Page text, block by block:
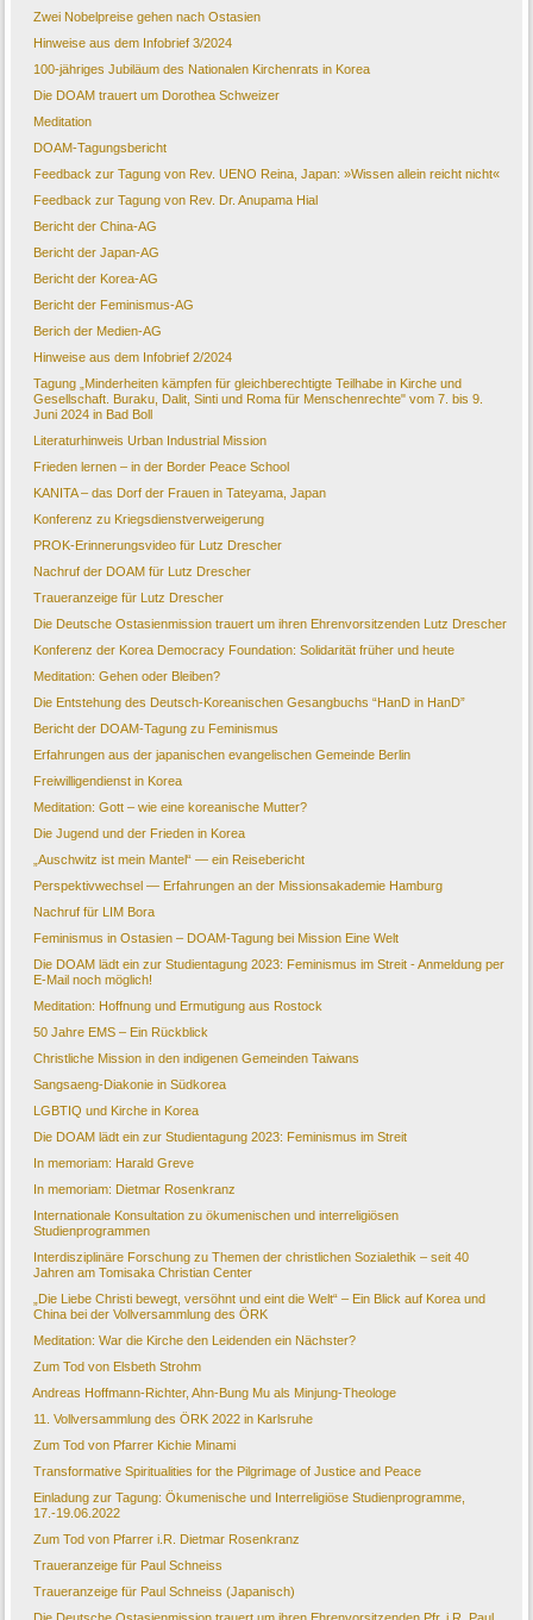
Zwei Nobelpreise gehen nach Ostasien
Hinweise aus dem Infobrief 3/2024
100-jähriges Jubiläum des Nationalen Kirchenrats in Korea
Die DOAM trauert um Dorothea Schweizer
Meditation
DOAM-Tagungsbericht
Feedback zur Tagung von Rev. UENO Reina, Japan: »Wissen allein reicht nicht«
Feedback zur Tagung von Rev. Dr. Anupama Hial
Bericht der China-AG
Bericht der Japan-AG
Bericht der Korea-AG
Bericht der Feminismus-AG
Berich der Medien-AG
Hinweise aus dem Infobrief 2/2024
Tagung „Minderheiten kämpfen für gleichberechtigte Teilhabe in Kirche und
Gesellschaft. Buraku, Dalit, Sinti und Roma für Menschenrechte" vom 7. bis 9.
Juni 2024 in Bad Boll
Literaturhinweis Urban Industrial Mission
Frieden lernen – in der Border Peace School
KANITA – das Dorf der Frauen in Tateyama, Japan
Konferenz zu Kriegsdienstverweigerung
PROK-Erinnerungsvideo für Lutz Drescher
Nachruf der DOAM für Lutz Drescher
Traueranzeige für Lutz Drescher
Die Deutsche Ostasienmission trauert um ihren Ehrenvorsitzenden Lutz Drescher
Konferenz der Korea Democracy Foundation: Solidarität früher und heute
Meditation: Gehen oder Bleiben?
Die Entstehung des Deutsch-Koreanischen Gesangbuchs “HanD in HanD”
Bericht der DOAM-Tagung zu Feminismus
Erfahrungen aus der japanischen evangelischen Gemeinde Berlin
Freiwilligendienst in Korea
Meditation: Gott – wie eine koreanische Mutter?
Die Jugend und der Frieden in Korea
„Auschwitz ist mein Mantel“ — ein Reisebericht
Perspektivwechsel — Erfahrungen an der Missionsakademie Hamburg
Nachruf für LIM Bora
Feminismus in Ostasien – DOAM-Tagung bei Mission Eine Welt
Die DOAM lädt ein zur Studientagung 2023: Feminismus im Streit - Anmeldung per
E-Mail noch möglich!
Meditation: Hoffnung und Ermutigung aus Rostock
50 Jahre EMS – Ein Rückblick
Christliche Mission in den indigenen Gemeinden Taiwans
Sangsaeng-Diakonie in Südkorea
LGBTIQ und Kirche in Korea
Die DOAM lädt ein zur Studientagung 2023: Feminismus im Streit
In memoriam: Harald Greve
In memoriam: Dietmar Rosenkranz
Internationale Konsultation zu ökumenischen und interreligiösen
Studienprogrammen
Interdisziplinäre Forschung zu Themen der christlichen Sozialethik – seit 40
Jahren am Tomisaka Christian Center
„Die Liebe Christi bewegt, versöhnt und eint die Welt“ – Ein Blick auf Korea und
China bei der Vollversammlung des ÖRK
Meditation: War die Kirche den Leidenden ein Nächster?
Zum Tod von Elsbeth Strohm
Andreas Hoffmann-Richter, Ahn-Bung Mu als Minjung-Theologe
11. Vollversammlung des ÖRK 2022 in Karlsruhe
Zum Tod von Pfarrer Kichie Minami
Transformative Spiritualities for the Pilgrimage of Justice and Peace
Einladung zur Tagung: Ökumenische und Interreligiöse Studienprogramme,
17.-19.06.2022
Zum Tod von Pfarrer i.R. Dietmar Rosenkranz
Traueranzeige für Paul Schneiss
Traueranzeige für Paul Schneiss (Japanisch)